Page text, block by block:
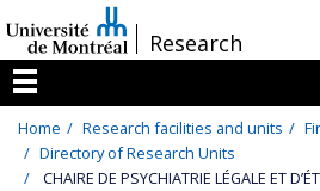
au
contenu
/Research
Menu
Home Research facilities and units
Directory of Research Units
CHAIRE DE PSYCHIATRIE LÉGALE ET